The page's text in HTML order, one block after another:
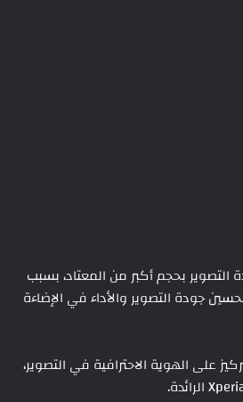
بحجم أكبر من المعتاد، بسبب
جودة التصوير والأداء في الإضاءة
على الهوية الاحترافية في التصوير،